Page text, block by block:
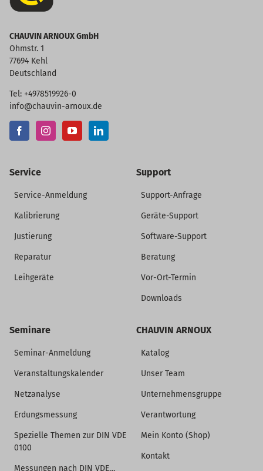
CHAUVIN ARNOUX GmbH
Ohmstr. 1
77694 Kehl
Deutschland
Tel: +4978519926-0
info@chauvin-arnoux.de
Service
Service-Anmeldung
Kalibrierung
Justierung
Reparatur
Leihgeräte
Support
Support-Anfrage
Geräte-Support
Software-Support
Beratung
Vor-Ort-Termin
Downloads
Seminare
Seminar-Anmeldung
Veranstaltungskalender
Netzanalyse
Erdungsmessung
Spezielle Themen zur DIN VDE
0100
Messungen nach DIN VDE…
CHAUVIN ARNOUX
Katalog
Unser Team
Unternehmensgruppe
Verantwortung
Mein Konto (Shop)
Kontakt